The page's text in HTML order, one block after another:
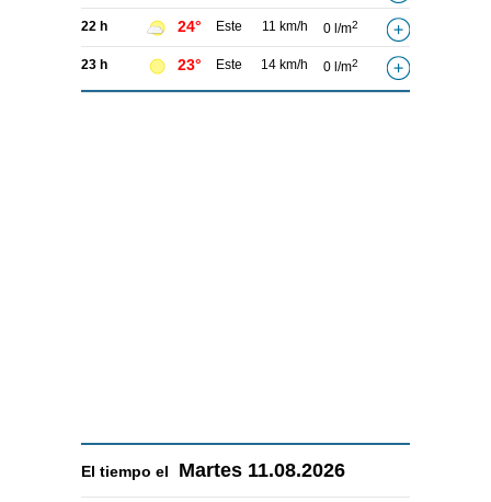
22 h 24° Este 11 km/h 0 l/m2
23 h 23° Este 14 km/h 0 l/m2
El tiempo el Martes 11.08.2026